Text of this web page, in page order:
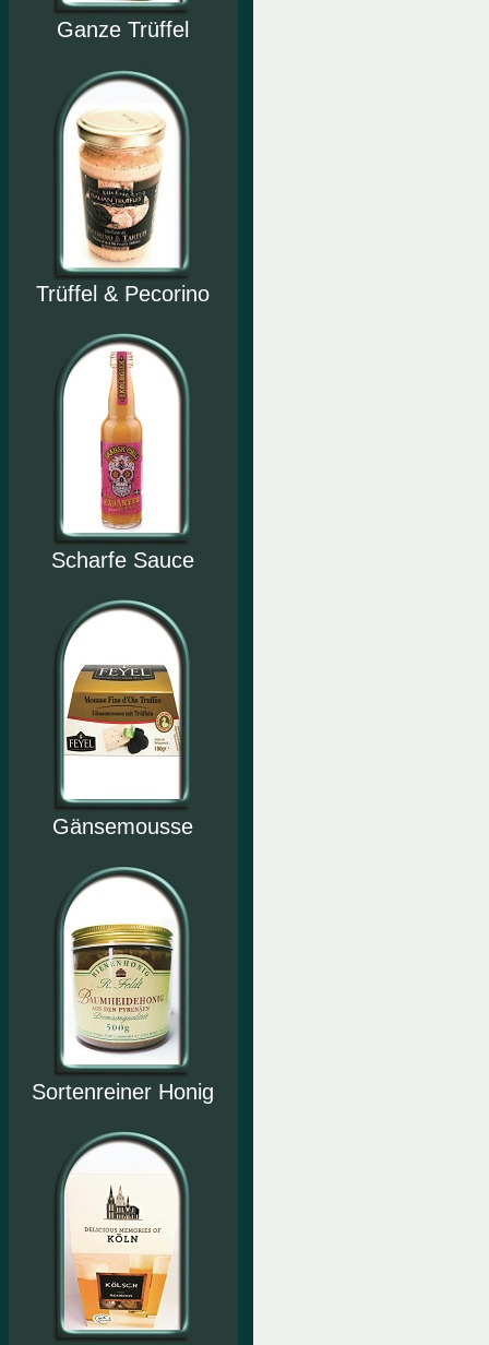
Ganze Trüffel
Trüffel & Pecorino
Scharfe Sauce
Gänsemousse
Sortenreiner Honig